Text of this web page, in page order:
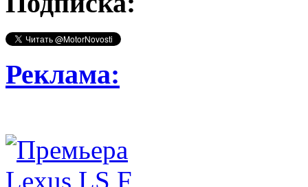
Реклама: